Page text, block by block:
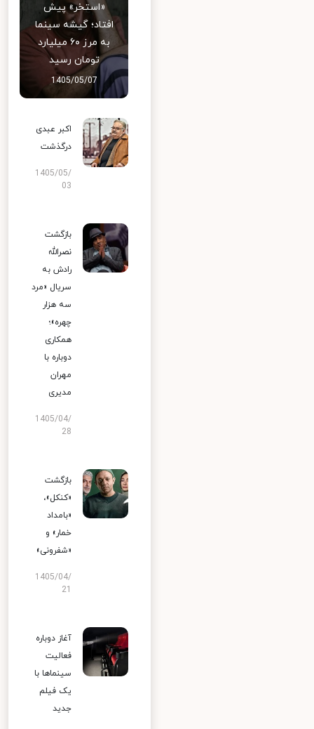
«استخر» پیش
افتاد؛ گیشه سینما
به مرز ۶۰ میلیارد
تومان رسید
1405/05/07
اکبر عبدی
درگذشت
1405/05/
03
بازگشت
نصرالله
رادش به
سریال «مرد
سه هزار
چهره»؛
همکاری
دوباره با
مهران
مدیری
1405/04/
28
بازگشت
«کنکل»،
«بامداد
خمار» و
«شفرونی»
1405/04/
آغاز دوباره
فعالیت
سینماها با
یک فیلم
جدید